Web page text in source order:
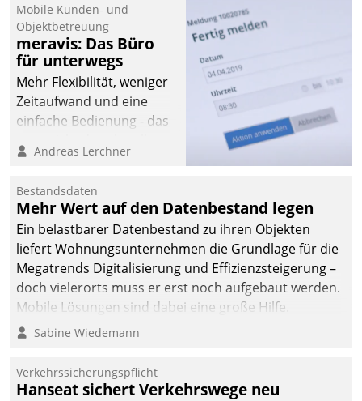
Mobile Kunden- und
Objektbetreuung
meravis: Das Büro
für unterwegs
Mehr Flexibilität, weniger
Zeitaufwand und eine
einfache Bedienung - das
Cockpit für mobile
Datatrain. Die meravis
Wohnungsbau- und
Immobilien GmbH hat
sich dabei für den Betrieb
der Lösung über die SAP
Cloud Platform
entschieden - als erstes
Unternehmen am
Andreas Lerchner
Bestandsdaten
Mehr Wert auf den Datenbestand legen
Ein belastbarer Datenbestand zu ihren Objekten
liefert Wohnungsunternehmen die Grundlage für die
Megatrends Digitalisierung und Effizienzsteigerung –
doch vielerorts muss er erst noch aufgebaut werden.
Mobile Lösungen sind dabei eine große Hilfe.
Sabine Wiedemann
Verkehrssicherungspflicht
Hanseat sichert Verkehrswege neu